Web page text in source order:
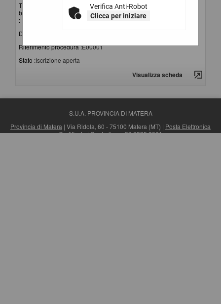
Verifica Anti-Robot
Clicca per iniziare
Titolo
bando/avviso
:
Avviso pubblico per la formazione e la gestione
dell'elenco di operatori economici per affidamenti di
lavori, servizi e forniture
Data pubblicazione :
Riferimento procedura :E00001
Stato :Iscrizione aperta
Visualizza scheda
S.U.A. PROVINCIA DI MATERA
Provincia di Matera | Via Ridola, 60 - 75100 Matera (MT) | Posta Elettronica
Certificata| Centralino: +39 0835 3061